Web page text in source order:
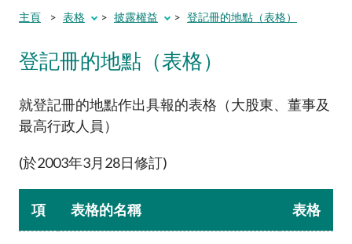
本會簡介
監管職能
規則及標準
主頁 表格 披露權益 登記冊的地點（表格）
登記冊的地點（表格）
就登記冊的地點作出具報的表格（大股東、董事及
最高行政人員）
(於2003年3月28日修訂)
項 表格的名稱 表格